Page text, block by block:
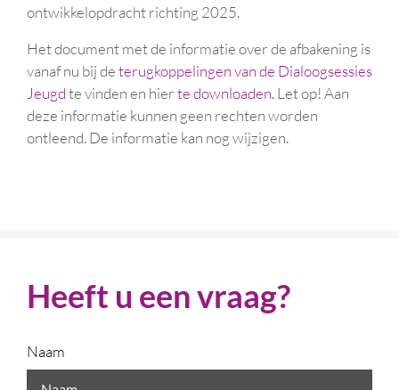
ontwikkelopdracht richting 2025.
Het document met de informatie over de afbakening is
vanaf nu bij deterugkoppelingen van de Dialoogsessies
Jeugdte vinden en hierte downloaden. Let op! Aan
deze informatie kunnen geen rechten worden
ontleend. De informatie kan nog wijzigen.
Heeft u een vraag?
Naam